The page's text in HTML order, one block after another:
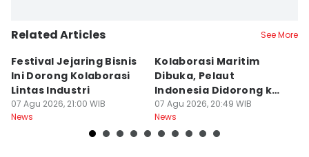
Related Articles See More
Festival Jejaring Bisnis
Ini Dorong Kolaborasi
Lintas Industri
07 Agu 2026, 21:00 WIB
News
Kolaborasi Maritim
Dibuka, Pelaut
Indonesia Didorong ke
Pasar Global
07 Agu 2026, 20:49 WIB
News